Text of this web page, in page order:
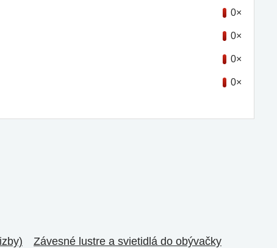
0×
0×
0×
0×
Závesné lustre a svietidlá do obývačky